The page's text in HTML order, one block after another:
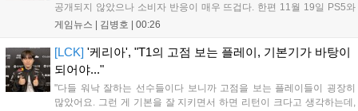
공개되지 않았으나 소비자 반응이 매우 뜨겁다. 한편 11월 19일 PS5와
Xbox 시리즈 X|S로 정식 출시될 예정이며, 록스타 게임즈는 한국 시각
Extended Look'을 최초 공개할 계획이다....
게임뉴스 | 김병호 00:26
[LCK] '케리아', "T1의 고점 보는 플레이, 기본기가 바탕이
되어야..."
"다들 워낙 잘하는 선수들이다 보니까 고점을 보는 플레이들이 굉장히
많았어요. 그런 게 기본을 잘 지키면서 하면 리턴이 크다고 생각하는데,